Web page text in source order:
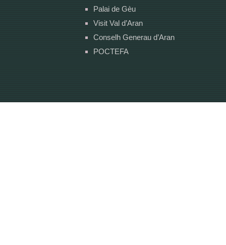
Palai de Gèu
Visit Val d’Aran
Conselh Generau d’Aran
POCTEFA